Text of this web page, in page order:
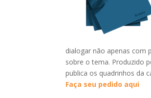
dialogar não apenas com
sobre o tema. Produzido
publica os quadrinhos da
Faça seu pedido aqui